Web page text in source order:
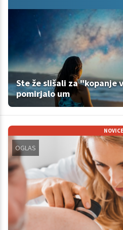
Ste že slišali za "kopanje
pomirjalo um
NOVICE
OGLAS